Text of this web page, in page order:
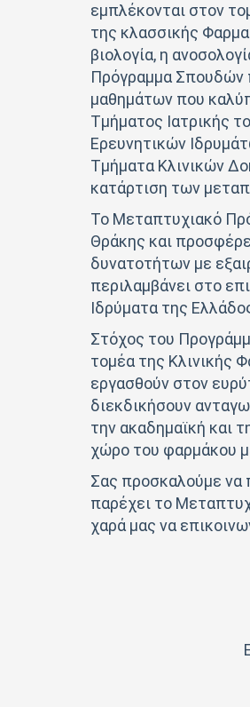
εμπλέκονται στον
της κλασσικής
βιολογία, η
Πρόγραμμα Σπουδών
μαθημάτων που
Τμήματος Ιατρικής
Ερευνητικών
Τμήματα Κλινικών
κατάρτιση των
Το Μεταπτυχιακό
Θράκης και
δυνατοτήτων με
περιλαμβάνει στο
Ιδρύματα της
Στόχος του
τομέα της Κλινικής
εργασθούν στον
διεκδικήσουν
την ακαδημαϊκή και
χώρο του φαρμάκου
Σας προσκαλούμε να
παρέχει το
χαρά μας να